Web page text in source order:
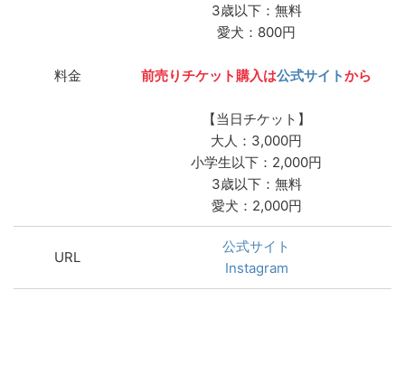
料金
3歳以下：無料
愛犬：800円
前売りチケット購入は公式サイトから
【当日チケット】
大人：3,000円
小学生以下：2,000円
3歳以下：無料
愛犬：2,000円
URL
公式サイト
Instagram